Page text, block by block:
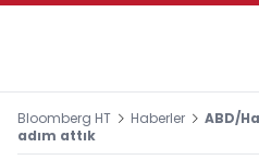
Bloomberg HT Haberler
ABD/
adım attık